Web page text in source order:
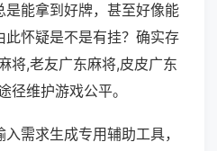
能拿到好牌，甚至好像能
怀疑是不是有挂？确实存
将,老友广东麻将,皮皮广东
径维护游戏公平。
需求生成专用辅助工具，